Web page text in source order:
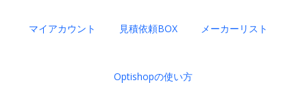
マイアカウント 見積依頼BOX メーカーリスト
Optishopの使い方